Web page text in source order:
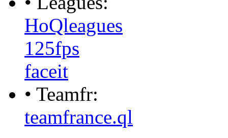
HoQleagues
125fps
faceit
• Teamfr:
teamfrance.ql